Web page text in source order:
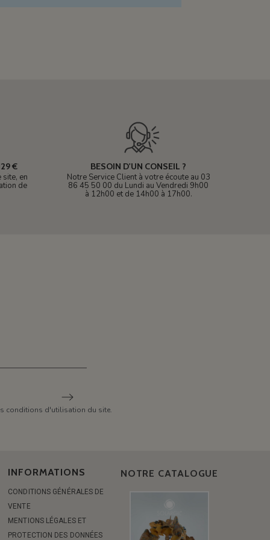
€
en
de
BESOIN D'UN CONSEIL ?
Notre Service Client à votre écoute au 03
86 45 50 00 du Lundi au Vendredi 9h00
à 12h00 et de 14h00 à 17h00.
conditions d'utilisation du site.
INFORMATIONS
CONDITIONS GÉNÉRALES DE
VENTE
MENTIONS LÉGALES ET
PROTECTION DES DONNÉES
NOTRE CATALOGUE